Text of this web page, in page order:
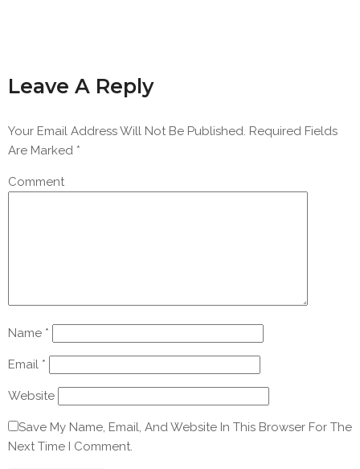
Leave A Reply
Your Email Address Will Not Be Published. Required Fields
Are Marked *
Comment
Name *
Email *
Website
Save My Name, Email, And Website In This Browser For The
Next Time I Comment.